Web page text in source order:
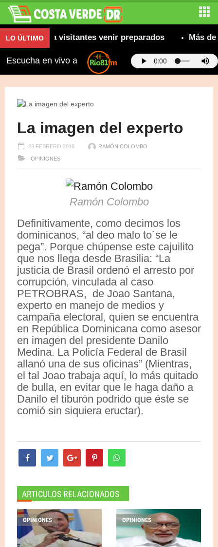
LO ÚLTIMOa visitantes venir preparados Más de
Escucha en vivo a
La imagen del experto
23 FEBRERO 2016 RAMÓN COLOMBO
OPINIONES
Ramón Colombo
Definitivamente, como decimos los
dominicanos, “al deo malo to´se le
pega”. Porque chúpense este cajuilito
que nos llega desde Brasilia: “La
justicia de Brasil ordenó el arresto por
corrupción, vinculada al caso
PETROBRAS, de Joao Santana,
experto en manejo de medios y
campaña electoral, quien se encuentra
en República Dominicana como asesor
en imagen del presidente Danilo
Medina. La Policía Federal de Brasil
allanó una de sus oficinas” (Mientras,
el tal Joao trabaja aquí, lo más quitado
de bulla, en evitar que le haga daño a
Danilo el tiburón podrido que éste se
comió sin siquiera eructar).
ARTICULOS RELACIONADOS
OPINIONES OPINIONES